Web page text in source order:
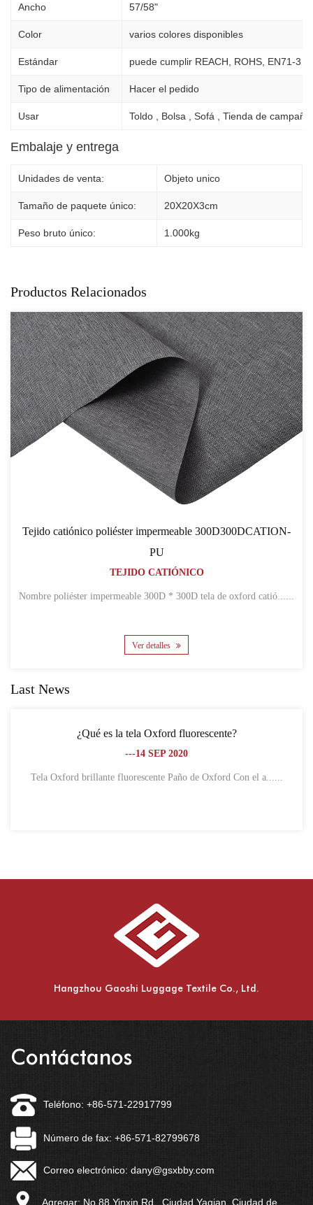
Ancho 57/58"
Color varios colores disponibles
Estándar puede cumplir REACH, ROHS, EN71-3
Tipo de alimentación Hacer el pedido
Usar Toldo , Bolsa , Sofá , Tienda de
Embalaje y entrega
Unidades de venta: Objeto unico
Tamaño de paquete único: 20X20X3cm
Peso bruto único: 1.000kg
Productos Relacionados
Tejido catiónico poliéster impermeable 300D300DCATION-
PU
TEJIDO CATIÓNICO
Nombre poliéster impermeable 300D * 300D tela de oxford catió......
Ver detalles
Last News
¿Qué es la tela Oxford fluorescente?
---14 SEP 2020
Tela Oxford brillante fluorescente Paño de Oxford Con el a......
Hangzhou Gaoshi Luggage Textile Co., Ltd.
Contáctanos
Teléfono: +86-571-22917799
Número de fax: +86-571-82799678
Correo electrónico: dany@gsxbby.com
Agregar: No.88 Yinxin Rd., Ciudad Yaqian, Ciudad de